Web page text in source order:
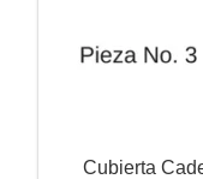
Cubierta